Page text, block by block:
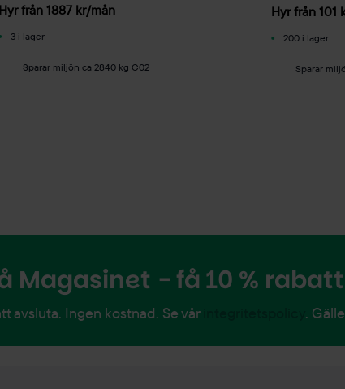
Hyr från 1887 kr/mån
3 i lager
Sparar miljön ca 2840 kg C02
Hyr från 101
200 i lager
Sparar
Magasinet - få 10 % rabatt
avsluta. Ingen kostnad. Se vår
.